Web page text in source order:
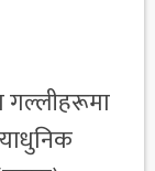
गल्लीहरूमा